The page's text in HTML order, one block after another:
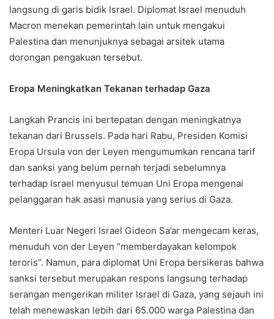
langsung di garis bidik Israel. Diplomat Israel menuduh
Macron menekan pemerintah lain untuk mengakui
Palestina dan menunjuknya sebagai arsitek utama
dorongan pengakuan tersebut.
Eropa Meningkatkan Tekanan terhadap Gaza
Langkah Prancis ini bertepatan dengan meningkatnya
tekanan dari Brussels. Pada hari Rabu, Presiden Komisi
Eropa Ursula von der Leyen mengumumkan rencana tarif
dan sanksi yang belum pernah terjadi sebelumnya
terhadap Israel menyusul temuan Uni Eropa mengenai
pelanggaran hak asasi manusia yang serius di Gaza.
Menteri Luar Negeri Israel Gideon Sa’ar mengecam keras,
menuduh von der Leyen “memberdayakan kelompok
teroris”. Namun, para diplomat Uni Eropa bersikeras bahwa
sanksi tersebut merupakan respons langsung terhadap
serangan mengerikan militer Israel di Gaza, yang sejauh ini
telah menewaskan lebih dari 65.000 warga Palestina dan